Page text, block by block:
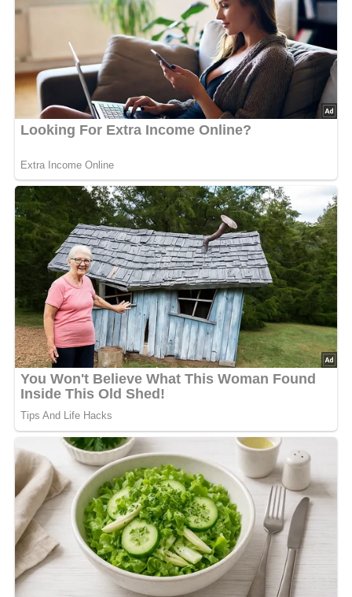
spannenden Kontrast zum
würzigen Schinken und zur
golden verlaufenen Käsekruste. Dadurch entsteht ein
Gericht, das einfach in der Zubereitung ist, aber
geschmacklich deutlich aus dem Alltag heraussticht.
Für ein gutes Ergebnis ist die Vorbereitung entscheidend:
Das Toastbrot wird nurleicht vorgetoastet, damit es im
Ofen nicht durchweicht. Die Orangen müssen
geschält
werden – besonders die weiße Haut, da sie
Bitterstoffe enthält. Erst diefiletierten Scheibensorgen
für den angenehmen, frischen Geschmack. DerReibekäse
schmilzt beim Überbacken und verbindet Orange und
Schinken zu einer saftigen Einheit, während dieButter
dem Toast zusätzliche Fülle gibt.
Serviert wird der Kuba-Toastsofort nach dem
Überbacken, wenn der Käse noch weich und leicht
ziehend ist.Paprikastreifenbringen Farbe, Frische und
einen milden Gemüseakzent auf den Teller. Der Toast
eignet sich ideal alswarmes Abendbrot, alsschnelles
Ofengericht oder als ungewöhnlicher Snack
Zubereitungszeit:ca.20 Minuten
Kalorien pro Portion:ca. 420 kcal